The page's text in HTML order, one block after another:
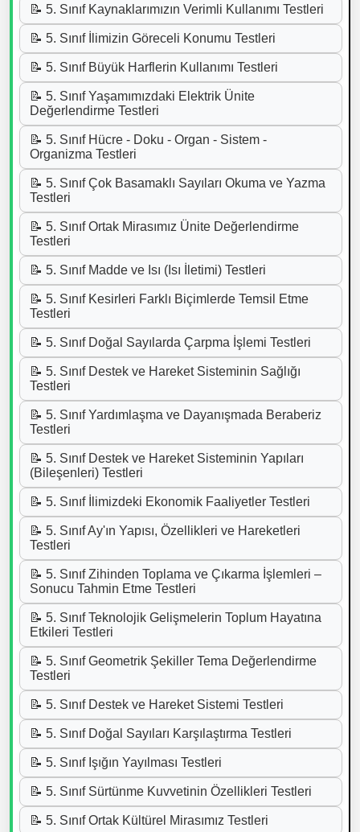
📝 5. Sınıf Kaynaklarımızın Verimli Kullanımı Testleri
📝 5. Sınıf İlimizin Göreceli Konumu Testleri
📝 5. Sınıf Büyük Harflerin Kullanımı Testleri
📝 5. Sınıf Yaşamımızdaki Elektrik Ünite
Değerlendirme Testleri
📝 5. Sınıf Hücre - Doku - Organ - Sistem -
Organizma Testleri
📝 5. Sınıf Çok Basamaklı Sayıları Okuma ve Yazma
Testleri
📝 5. Sınıf Ortak Mirasımız Ünite Değerlendirme
Testleri
📝 5. Sınıf Madde ve Isı (Isı İletimi) Testleri
📝 5. Sınıf Kesirleri Farklı Biçimlerde Temsil Etme
Testleri
📝 5. Sınıf Doğal Sayılarda Çarpma İşlemi Testleri
📝 5. Sınıf Destek ve Hareket Sisteminin Sağlığı
Testleri
📝 5. Sınıf Yardımlaşma ve Dayanışmada Beraberiz
Testleri
📝 5. Sınıf Destek ve Hareket Sisteminin Yapıları
(Bileşenleri) Testleri
📝 5. Sınıf İlimizdeki Ekonomik Faaliyetler Testleri
📝 5. Sınıf Ay'ın Yapısı, Özellikleri ve Hareketleri
Testleri
📝 5. Sınıf Zihinden Toplama ve Çıkarma İşlemleri –
Sonucu Tahmin Etme Testleri
📝 5. Sınıf Teknolojik Gelişmelerin Toplum Hayatına
Etkileri Testleri
📝 5. Sınıf Geometrik Şekiller Tema Değerlendirme
Testleri
📝 5. Sınıf Destek ve Hareket Sistemi Testleri
📝 5. Sınıf Doğal Sayıları Karşılaştırma Testleri
📝 5. Sınıf Işığın Yayılması Testleri
📝 5. Sınıf Sürtünme Kuvvetinin Özellikleri Testleri
📝 5. Sınıf Ortak Kültürel Mirasımız Testleri